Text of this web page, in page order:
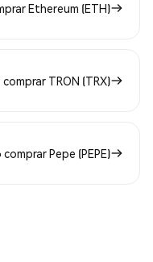
Ethereum (ETH)
TRON (TRX)
comprar Pepe (PEPE)